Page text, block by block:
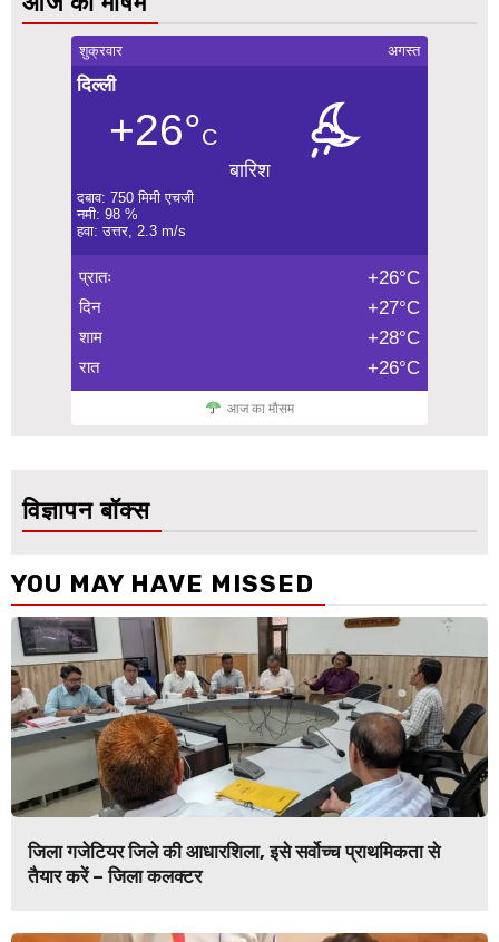
शुक्रवार अगस्त
दिल्ली
+26°C
बारिश
दबाव: 750 मिमी एचजी
नमी: 98 %
हवा: उत्तर, 2.3 m/s
प्रातः +26°C
दिन +27°C
शाम +28°C
रात +26°C
आज का मौसम
विज्ञापन बॉक्स
YOU MAY HAVE MISSED
जिला गजेटियर जिले की आधारशिला, इसे सर्वोच्च प्राथमिकता से
तैयार करें – जिला कलक्टर